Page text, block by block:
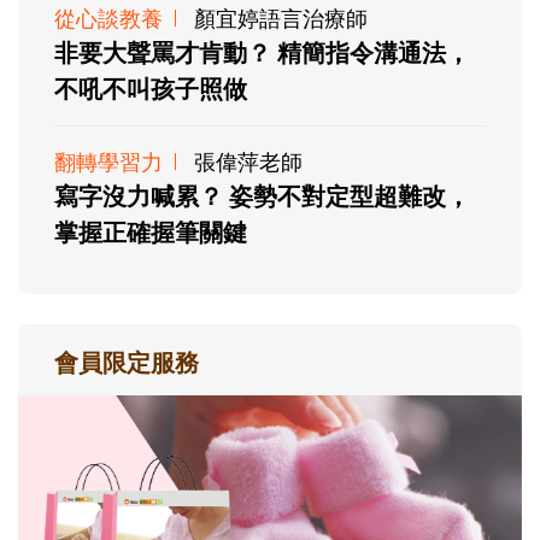
從心談教養 顏宜婷語言治療師
非要大聲罵才肯動？ 精簡指令溝通法，
不吼不叫孩子照做
翻轉學習力 張偉萍老師
寫字沒力喊累？ 姿勢不對定型超難改，
掌握正確握筆關鍵
會員限定服務